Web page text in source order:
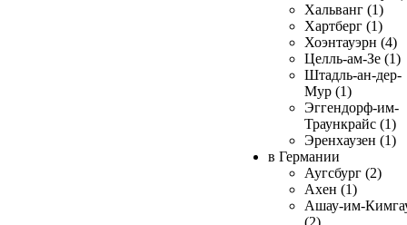
Хальванг (1)
Хартберг (1)
Хоэнтауэрн (4)
Целль-ам-Зе (1)
Штадль-ан-дер-
Мур (1)
Эггендорф-им-
Траункрайс (1)
Эренхаузен (1)
в Германии
Аугсбург (2)
Ахен (1)
Ашау-им-
(2)